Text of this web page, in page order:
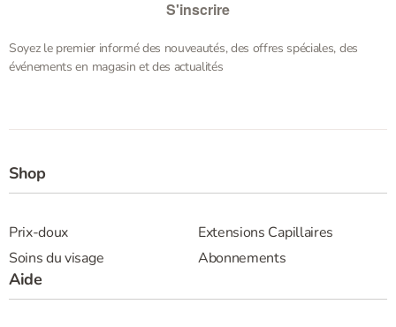
S'inscrire
Soyez le premier informé des nouveautés, des offres spéciales, des
événements en magasin et des actualités
Shop
Prix-doux
Extensions Capillaires
Soins du visage
Abonnements
Aide